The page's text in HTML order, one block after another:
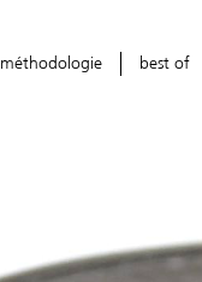
méthodologie best of